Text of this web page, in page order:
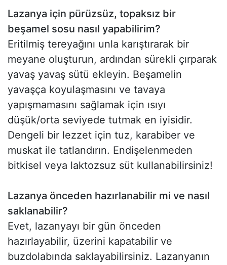
Lazanya için pürüzsüz, topaksız bir
beşamel sosu nasıl yapabilirim?
Eritilmiş tereyağını unla karıştırarak bir
meyane oluşturun, ardından sürekli çırparak
yavaş yavaş sütü ekleyin. Beşamelin
yavaşça koyulaşmasını ve tavaya
yapışmamasını sağlamak için ısıyı
düşük/orta seviyede tutmak en iyisidir.
Dengeli bir lezzet için tuz, karabiber ve
muskat ile tatlandırın. Endişelenmeden
bitkisel veya laktozsuz süt kullanabilirsiniz!
Lazanya önceden hazırlanabilir mi ve nasıl
saklanabilir?
Evet, lazanyayı bir gün önceden
hazırlayabilir, üzerini kapatabilir ve
buzdolabında saklayabilirsiniz. Lazanyanın